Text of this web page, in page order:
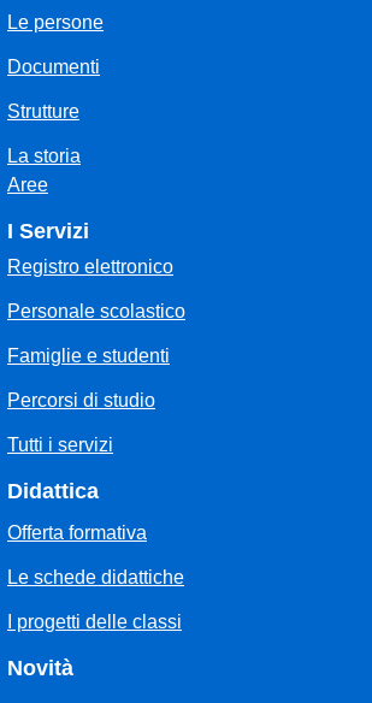
Le persone
Documenti
Strutture
La storia
Aree
I Servizi
Registro elettronico
Personale scolastico
Famiglie e studenti
Percorsi di studio
Tutti i servizi
Didattica
Offerta formativa
Le schede didattiche
I progetti delle classi
Novità